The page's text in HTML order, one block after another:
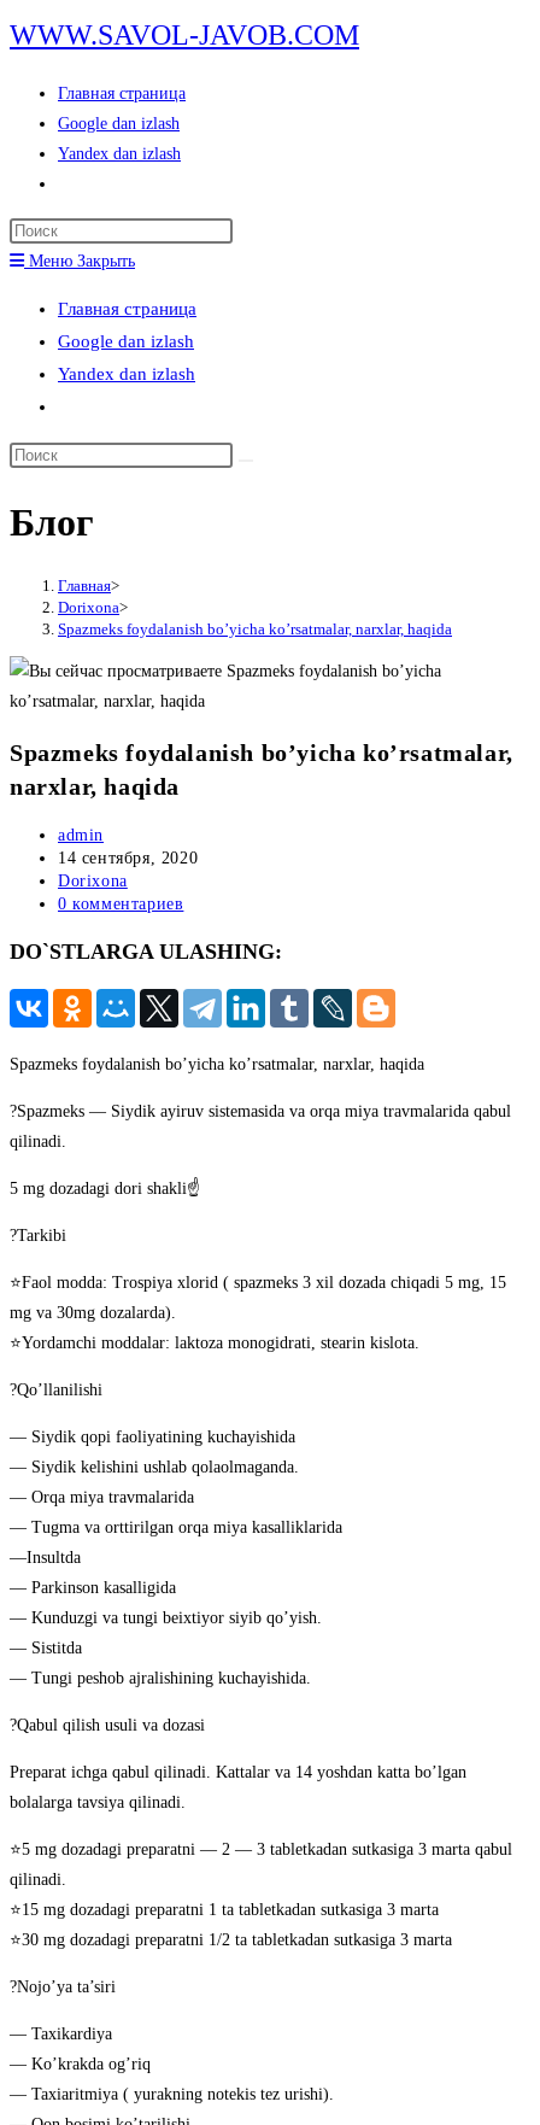
Перейти
к
содержимому
WWW.SAVOL-JAVOB.COM
Главная страница
Google dan izlash
Yandex dan izlash
по
веб-
сайту
Меню Закрыть
Главная страница
Google dan izlash
Yandex dan izlash
по
сайту
Поиск
сайте
Блог
Главная>
Dorixona>
Spazmeks foydalanish bo’yicha ko’rsatmalar, narxlar, haqida
Spazmeks foydalanish bo’yicha ko’rsatmalar,
narxlar, haqida
Автор
записи:
admin
Запись
опубликована:
14 сентября, 2020
Рубрика
записи:
Dorixona
Комментарии
записи:
0 комментариев
DO`STLARGA ULASHING:
Spazmeks foydalanish bo’yicha ko’rsatmalar, narxlar, haqida
?Spazmeks — Siydik ayiruv sistemasida va orqa miya travmalarida qabul
qilinadi.
5 mg dozadagi dori shakli☝️
?Tarkibi
⭐️Faol modda: Trospiya xlorid ( spazmeks 3 xil dozada chiqadi 5 mg, 15
mg va 30mg dozalarda).
⭐️Yordamchi moddalar: laktoza monogidrati, stearin kislota.
?Qo’llanilishi
— Siydik qopi faoliyatining kuchayishida
— Siydik kelishini ushlab qolaolmaganda.
— Orqa miya travmalarida
— Tugma va orttirilgan orqa miya kasalliklarida
—Insultda
— Parkinson kasalligida
— Kunduzgi va tungi beixtiyor siyib qo’yish.
— Sistitda
— Tungi peshob ajralishining kuchayishida.
?Qabul qilish usuli va dozasi
Preparat ichga qabul qilinadi. Kattalar va 14 yoshdan katta bo’lgan
bolalarga tavsiya qilinadi.
⭐️5 mg dozadagi preparatni — 2 — 3 tabletkadan sutkasiga 3 marta qabul
qilinadi.
⭐️15 mg dozadagi preparatni 1 ta tabletkadan sutkasiga 3 marta
⭐️30 mg dozadagi preparatni 1/2 ta tabletkadan sutkasiga 3 marta
?Nojo’ya ta’siri
— Taxikardiya
— Ko’krakda og’riq
— Taxiaritmiya ( yurakning notekis tez urishi).